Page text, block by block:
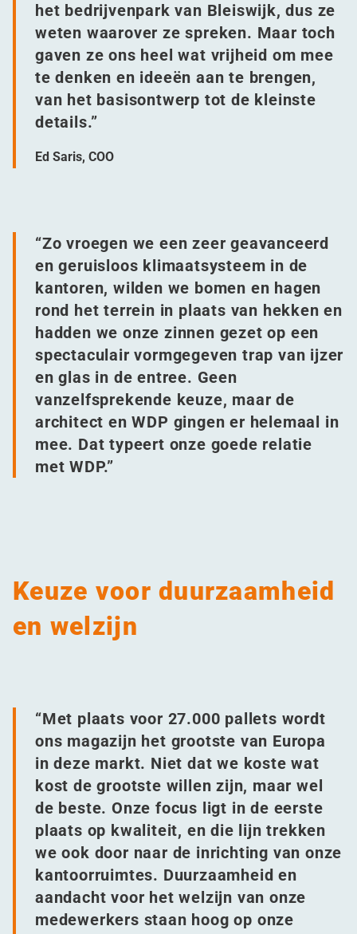
het bedrijvenpark van Bleiswijk, dus ze
weten waarover ze spreken. Maar toch
gaven ze ons heel wat vrijheid om mee
te denken en ideeën aan te brengen,
van het basisontwerp tot de kleinste
details.”
Ed Saris, COO
“Zo vroegen we een zeer geavanceerd
en geruisloos klimaatsysteem in de
kantoren, wilden we bomen en hagen
rond het terrein in plaats van hekken en
hadden we onze zinnen gezet op een
spectaculair vormgegeven trap van ijzer
en glas in de entree. Geen
vanzelfsprekende keuze, maar de
architect en WDP gingen er helemaal in
mee. Dat typeert onze goede relatie
met WDP.”
Keuze voor duurzaamheid
en welzijn
“Met plaats voor 27.000 pallets wordt
ons magazijn het grootste van Europa
in deze markt. Niet dat we koste wat
kost de grootste willen zijn, maar wel
de beste. Onze focus ligt in de eerste
plaats op kwaliteit, en die lijn trekken
we ook door naar de inrichting van onze
kantoorruimtes. Duurzaamheid en
aandacht voor het welzijn van onze
medewerkers staan hoog op onze